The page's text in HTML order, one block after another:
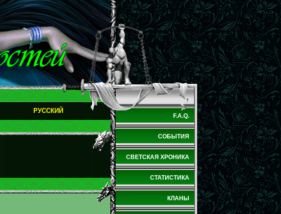
РУССКИЙ
F.A.Q.
СОБЫТИЯ
СВЕТСКАЯ ХРОНИКА
СТАТИСТИКА
КЛАНЫ